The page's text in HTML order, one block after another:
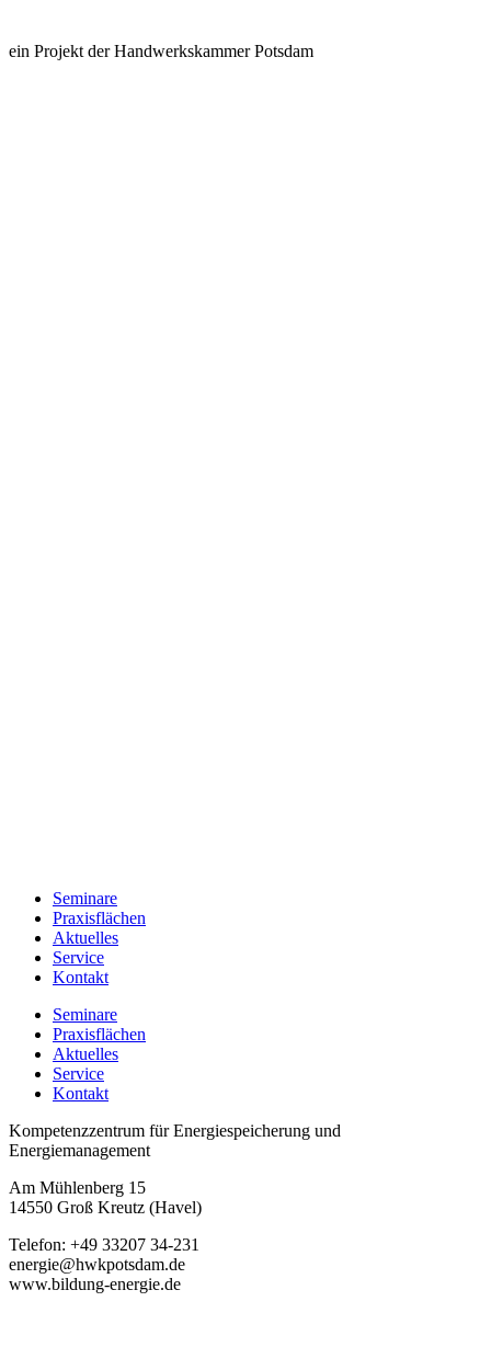
ein Projekt der Handwerkskammer Potsdam
Seminare
Praxisflächen
Aktuelles
Service
Kontakt
Seminare
Praxisflächen
Aktuelles
Service
Kontakt
Kompetenzzentrum für Energiespeicherung und
Energie­management
Am Mühlenberg 15
14550 Groß Kreutz (Havel)
Telefon: +49 33207 34-231
energie@hwkpotsdam.de
www.bildung-energie.de